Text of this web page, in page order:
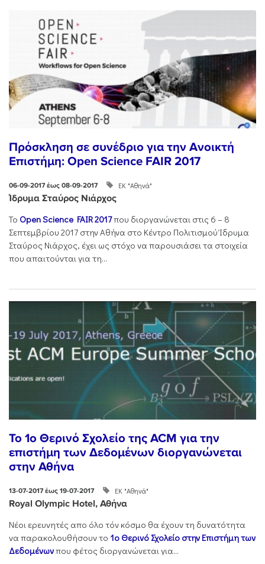
Πρόσκληση σε συνέδριο για την Ανοικτή
Επιστήμη: Open Science FAIR 2017
06-09-2017 έως 08-09-2017 ΕΚ "Αθηνά"
Ίδρυμα Σταύρος Νιάρχος
Το Open Science FAIR 2017που διοργανώνεται στις 6 – 8
Σεπτεμβρίου 2017 στην Αθήνα στο Κέντρο Πολιτισμού Ίδρυμα
Σταύρος Νιάρχος, έχει ως στόχο να παρουσιάσει τα στοιχεία
που απαιτούνται για τη...
To 1ο Θερινό Σχολείο της ACM για την
επιστήμη των Δεδομένων διοργανώνεται
στην Αθήνα
13-07-2017 έως 19-07-2017 ΕΚ "Αθηνά"
Royal Olympic Hotel, Αθήνα
Νέοι ερευνητές απο όλο τόν κόσμο θα έχουν τη δυνατότητα
να παρακολουθήσουν το 1ο Θερινό Σχολείο στην Επιστήμη των
Δεδομένωνπου φέτος διοργανώνεται για...